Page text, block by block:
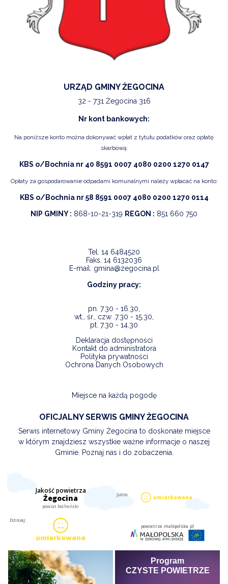
URZĄD GMINY ŻEGOCINA
32 - 731 Żegocina 316
Nr kont bankowych:
Na poniższe konto można dokonywać wpłat z tytułu podatków oraz opłatę
skarbową:
KBS o/Bochnia nr 40 8591 0007 4080 0200 1270 0147
Opłaty za gospodarowanie odpadami komunalnymi należy wpłacać na konto:
KBS o/Bochnia nr 58 8591 0007 4080 0200 1270 0114
NIP GMINY : 868-10-21-319 REGON : 851 660 750
Tel. 14 6484520
Faks. 14 6132036
E-mail. gmina@zegocina.pl
Godziny pracy:
pn. 7.30 - 16.30,
wt., śr., czw .7.30 - 15.30,
pt. 7.30 - 14.30
Deklaracja dostępności
Kontakt do administratora
Polityka prywatności
Ochrona Danych Osobowych
Miejsce na każdą pogodę
OFICJALNY SERWIS GMINY ŻEGOCINA
Serwis internetowy Gminy Żegocina to doskonałe miejsce
w którym znajdziesz wszystkie ważne informacje o naszej
Gminie. Poznaj nas i do zobaczenia.